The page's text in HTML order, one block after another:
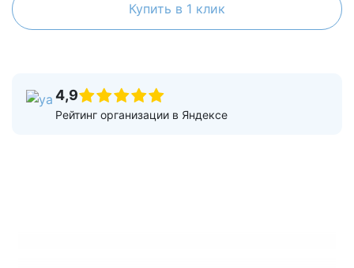
Купить в 1 клик
4,9
Рейтинг организации в Яндексе